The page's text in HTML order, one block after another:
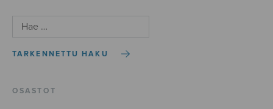
TARKENNETTU HAKU
OSASTOT